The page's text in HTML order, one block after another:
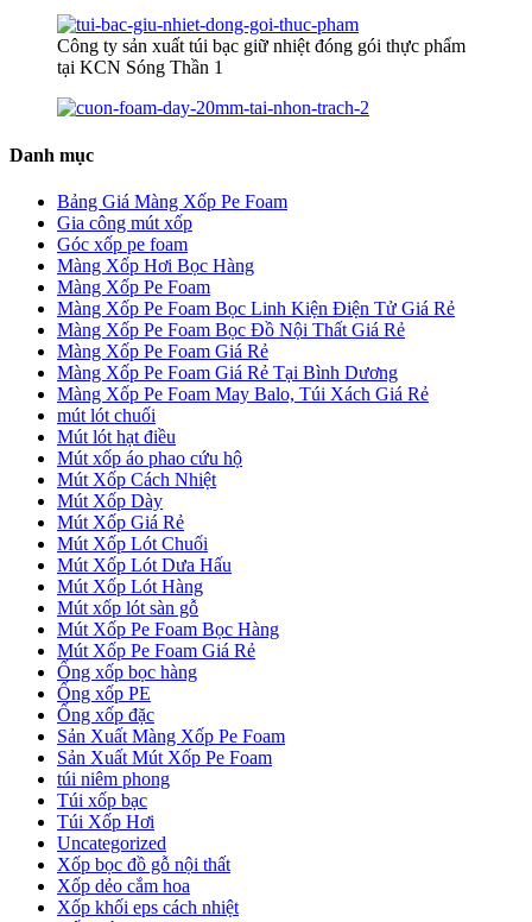
Công ty sản xuất túi bạc giữ nhiệt đóng gói thực phẩm
tại KCN Sóng Thần 1
Danh mục
Bảng Giá Màng Xốp Pe Foam
Gia công mút xốp
Góc xốp pe foam
Màng Xốp Hơi Bọc Hàng
Màng Xốp Pe Foam
Màng Xốp Pe Foam Bọc Linh Kiện Điện Tử Giá Rẻ
Màng Xốp Pe Foam Bọc Đồ Nội Thất Giá Rẻ
Màng Xốp Pe Foam Giá Rẻ
Màng Xốp Pe Foam Giá Rẻ Tại Bình Dương
Màng Xốp Pe Foam May Balo, Túi Xách Giá Rẻ
mút lót chuối
Mút lót hạt điều
Mút xốp áo phao cứu hộ
Mút Xốp Cách Nhiệt
Mút Xốp Dày
Mút Xốp Giá Rẻ
Mút Xốp Lót Chuối
Mút Xốp Lót Dưa Hấu
Mút Xốp Lót Hàng
Mút xốp lót sàn gỗ
Mút Xốp Pe Foam Bọc Hàng
Mút Xốp Pe Foam Giá Rẻ
Ống xốp bọc hàng
Ống xốp PE
Ống xốp đặc
Sản Xuất Màng Xốp Pe Foam
Sản Xuất Mút Xốp Pe Foam
túi niêm phong
Túi xốp bạc
Túi Xốp Hơi
Uncategorized
Xốp bọc đồ gỗ nội thất
Xốp dẻo cắm hoa
Xốp khối eps cách nhiệt